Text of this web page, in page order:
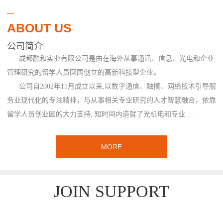
ABOUT US
公司简介
成都融和实业有限公司是由在海外从事通讯、信息、光电和企业
管理研究的留学人员回国创立的高新科技型企业。
公司自2002年11月成立以来,以数字通信、触摸、网络技术引导服
务业现代化的专注精神，与从事相关专业研究的人才智慧融合，依靠
留学人员创业园的大力支持, 短时间内造就了光机电和专业 …
MORE
JOIN SUPPORT